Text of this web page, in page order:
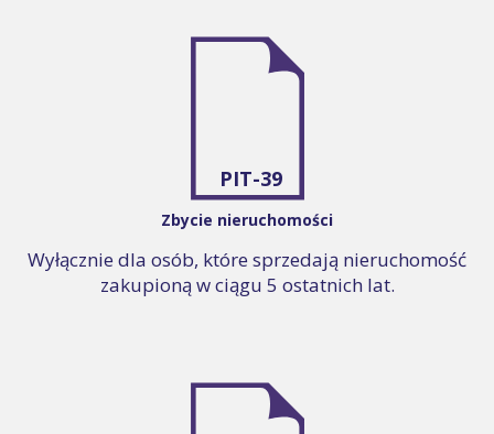
PIT-39
Zbycie nieruchomości
Wyłącznie dla osób, które sprzedają nieruchomość
zakupioną w ciągu 5 ostatnich lat.